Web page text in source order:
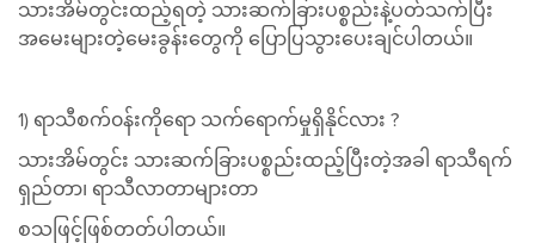
သားအိမ်တွင်းထည့်ရတဲ့ သားဆက်ခြားပစ္စည်းနဲ့ပတ်သက်ပြီး
အမေးများတဲ့မေးခွန်းတွေကို ပြောပြသွားပေးချင်ပါတယ်။
1) ရာသီစက်၀န်းကိုရော သက်ရောက်မှုရှိနိုင်လား ?
သားအိမ်တွင်း သားဆက်ခြားပစ္စည်းထည့်ပြီးတဲ့အခါ ရာသီရက်
ရှည်တာ၊ ရာသီလာတာများတာ
စသဖြင့်ဖြစ်တတ်ပါတယ်။